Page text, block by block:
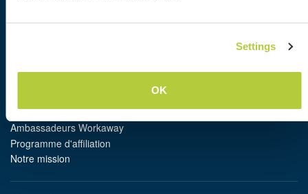
Settings
OK
Concours vidéo Workaway
Ambassadeurs Workaway
Programme d'affiliation
Notre mission